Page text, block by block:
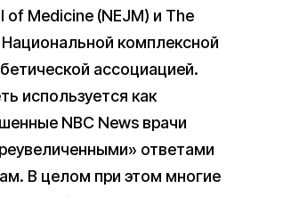
Medicine (NEJM) и The
комплексной
ассоциацией.
используется как
NBC News врачи
ответами
В целом при этом многие